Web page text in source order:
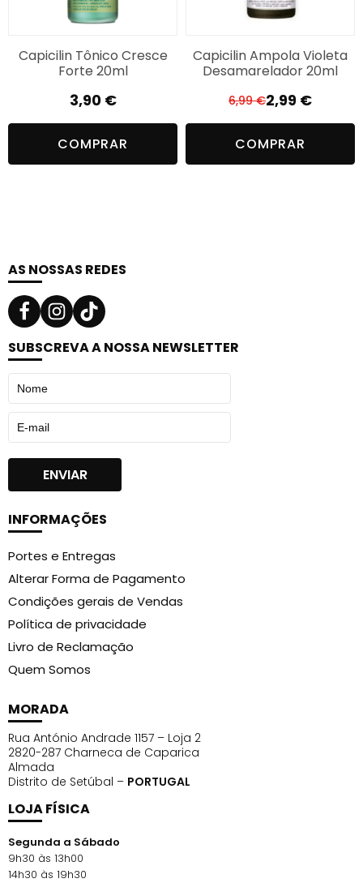
Capicilin Tônico Cresce
Forte 20ml
3,90 €
COMPRAR
Capicilin Ampola Violeta
Desamarelador 20ml
6,99€ O
preço
original
era:
2,99 €
O
preço
atual
é:
COMPRAR
AS NOSSAS REDES
SUBSCREVA A NOSSA NEWSLETTER
INFORMAÇÕES
Portes e Entregas
Alterar Forma de Pagamento
Condições gerais de Vendas
Política de privacidade
Livro de Reclamação
Quem Somos
MORADA
Rua António Andrade 1157 – Loja 2
2820-287 Charneca de Caparica
Almada
Distrito de Setúbal – PORTUGAL
LOJA FÍSICA
Segunda a Sábado
9h30 às 13h00
14h30 às 19h30